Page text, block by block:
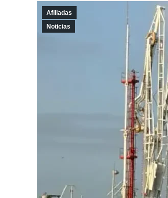
Afiliadas
Noticias